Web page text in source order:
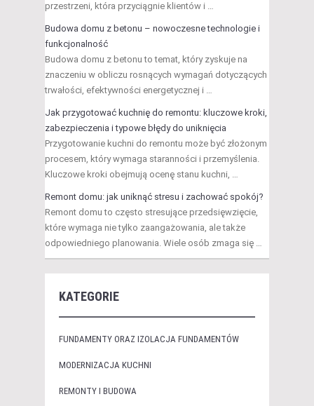
przestrzeni, która przyciągnie klientów i …
Budowa domu z betonu – nowoczesne technologie i
funkcjonalność
Budowa domu z betonu to temat, który zyskuje na
znaczeniu w obliczu rosnących wymagań dotyczących
trwałości, efektywności energetycznej i …
Jak przygotować kuchnię do remontu: kluczowe kroki,
zabezpieczenia i typowe błędy do uniknięcia
Przygotowanie kuchni do remontu może być złożonym
procesem, który wymaga staranności i przemyślenia.
Kluczowe kroki obejmują ocenę stanu kuchni, …
Remont domu: jak uniknąć stresu i zachować spokój?
Remont domu to często stresujące przedsięwzięcie,
które wymaga nie tylko zaangażowania, ale także
odpowiedniego planowania. Wiele osób zmaga się …
KATEGORIE
FUNDAMENTY ORAZ IZOLACJA FUNDAMENTÓW
MODERNIZACJA KUCHNI
REMONTY I BUDOWA